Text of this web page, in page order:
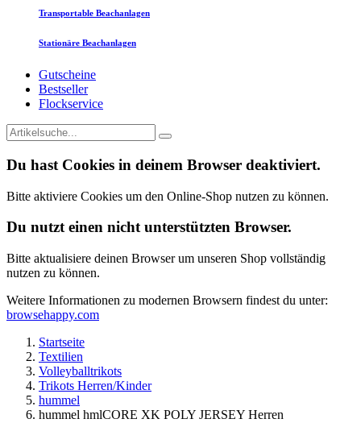
Transportable Beachanlagen
Stationäre Beachanlagen
Gutscheine
Bestseller
Flockservice
Du hast Cookies in deinem Browser deaktiviert.
Bitte aktiviere Cookies um den Online-Shop nutzen zu können.
Du nutzt einen nicht unterstützten Browser.
Bitte aktualisiere deinen Browser um unseren Shop vollständig
nutzen zu können.
Weitere Informationen zu modernen Browsern findest du unter:
browsehappy.com
Startseite
Textilien
Volleyballtrikots
Trikots Herren/Kinder
hummel
hummel hmlCORE XK POLY JERSEY Herren